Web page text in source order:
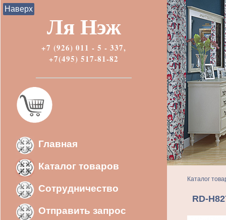
Ля Нэж
+7 (926) 011 - 5 - 337,
+7(495) 517-81-82
Главная
Каталог товаров
Сотрудничество
Отправить запрос
Каталог
RD-
Наверх